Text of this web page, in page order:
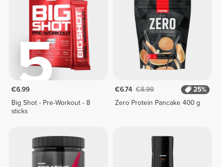
5
€6.99
Big Shot - Pre-Workout - 8
sticks
€6.74 €8.99
25%
Zero Protein Pancake 400 g